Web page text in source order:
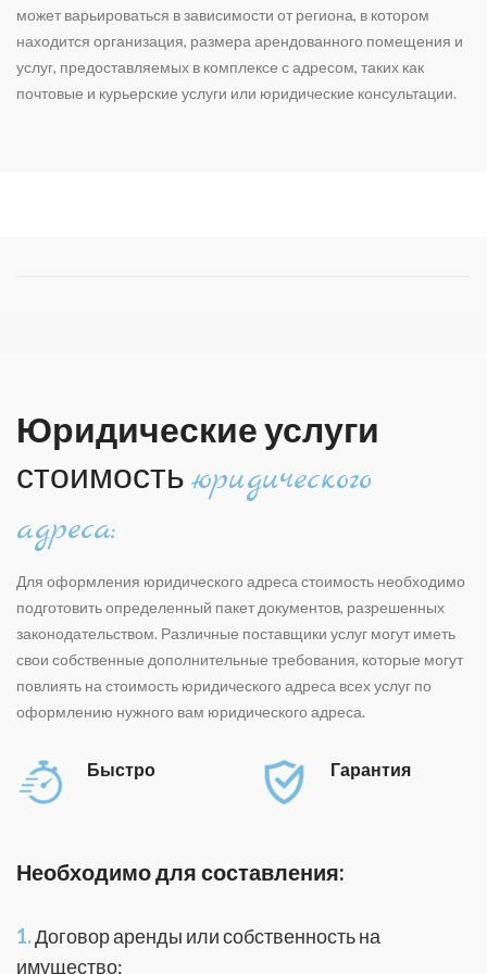
может варьироваться в зависимости от региона, в котором
находится организация, размера арендованного помещения и
услуг, предоставляемых в комплексе с адресом, таких как
почтовые и курьерские услуги или юридические консультации.
Юридические услуги
стоимостьюридического
адреса:
Для оформления юридического адреса стоимость необходимо
подготовить определенный пакет документов, разрешенных
законодательством. Различные поставщики услуг могут иметь
свои собственные дополнительные требования, которые могут
повлиять на стоимость юридического адреса всех услуг по
оформлению нужного вам юридического адреса.
Быстро Гарантия
Необходимо для составления:
1.Договор аренды или собственность на
имущество: